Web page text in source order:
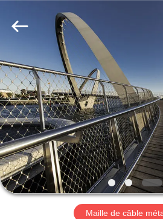
MAISON
PRODUITS
AU
SUJET
DE
NOUS
Wire
Mesh
Reserved.
Maille de câble